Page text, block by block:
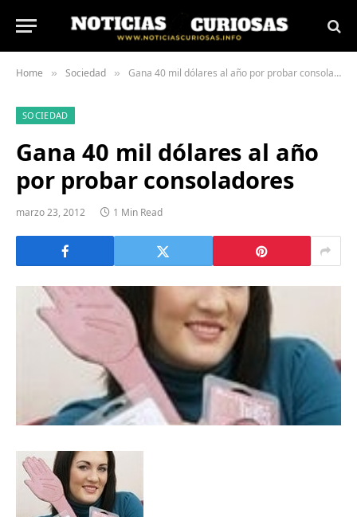
Home » Sociedad » Gana 40 mil dólares al año por probar consoladores
SOCIEDAD
Gana 40 mil dólares al año
por probar consoladores
marzo 23, 2012 1 Min Read